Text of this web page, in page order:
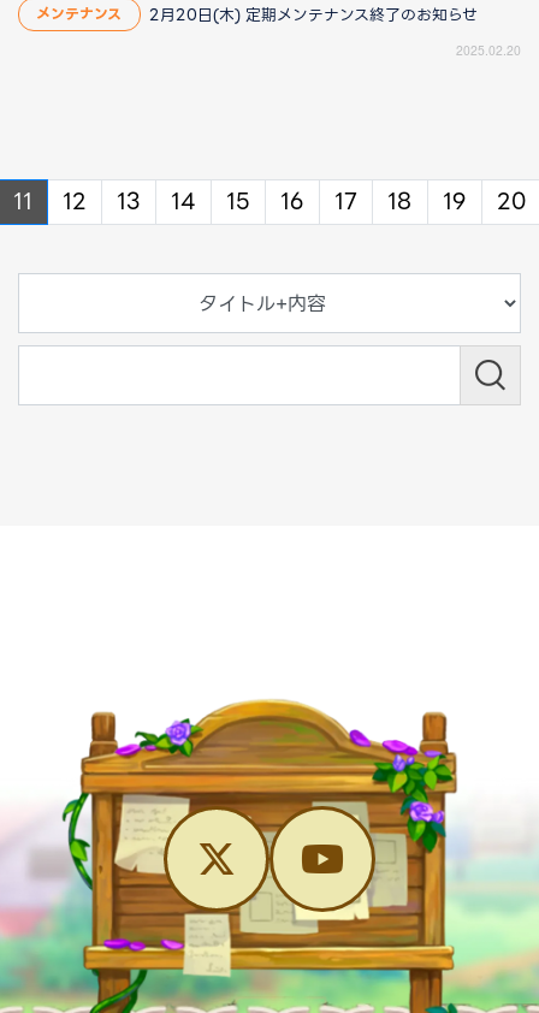
メンテナンス 2月20日(木) 定期メンテナンス終了のお知らせ
2025.02.20
11 12 13 14 15 16 17 18 19 20